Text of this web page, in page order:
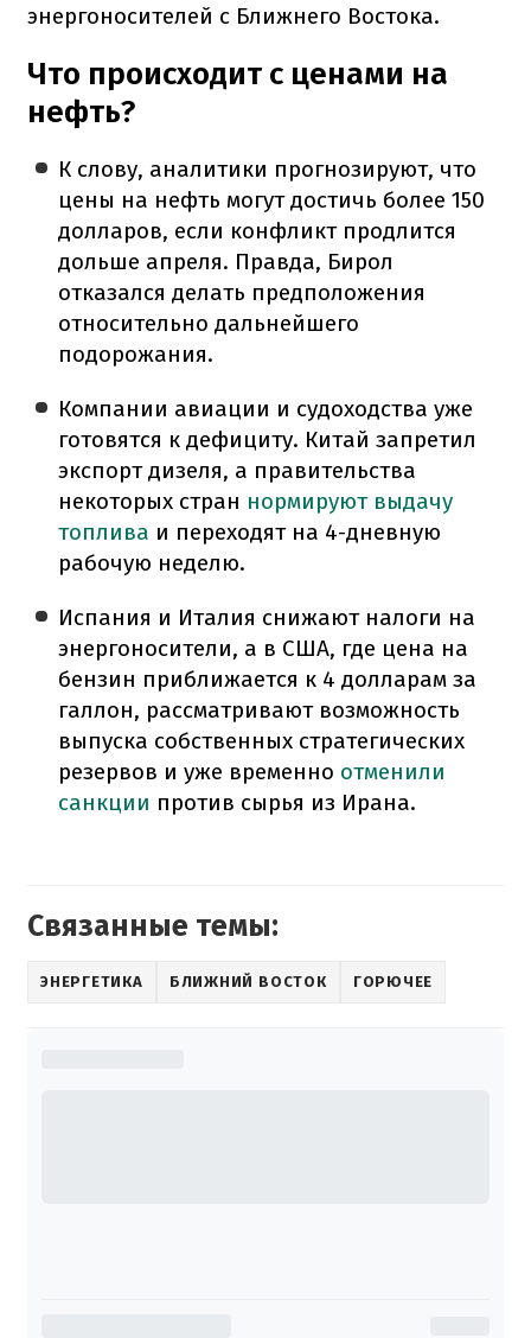
энергоносителей с Ближнего Востока.
Что происходит с ценами на
нефть?
К слову, аналитики прогнозируют, что
цены на нефть могут достичь более 150
долларов, если конфликт продлится
дольше апреля. Правда, Бирол
отказался делать предположения
относительно дальнейшего
подорожания.
Компании авиации и судоходства уже
готовятся к дефициту. Китай запретил
экспорт дизеля, а правительства
некоторых стран нормируют выдачу
топлива и переходят на 4-дневную
рабочую неделю.
Испания и Италия снижают налоги на
энергоносители, а в США, где цена на
бензин приближается к 4 долларам за
галлон, рассматривают возможность
выпуска собственных стратегических
резервов и уже временно отменили
санкции против сырья из Ирана.
Связанные темы:
ЭНЕРГЕТИКА БЛИЖНИЙ ВОСТОК ГОРЮЧЕЕ